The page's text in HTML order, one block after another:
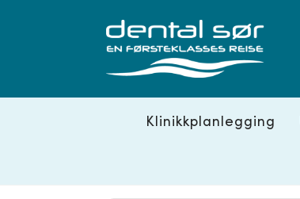
Klinikkplanlegging